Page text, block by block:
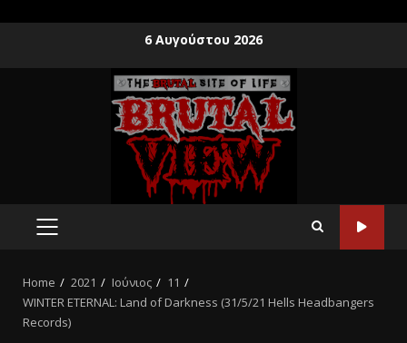
6 Αυγούστου 2026
Home 2021 Ιούνιος
11
WINTER ETERNAL: Land of Darkness (31/5/21 Hells Headbangers
Records)